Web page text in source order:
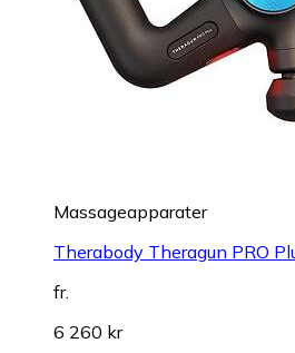
Massageapparater
Therabody Theragun PRO
fr.
6 260 kr